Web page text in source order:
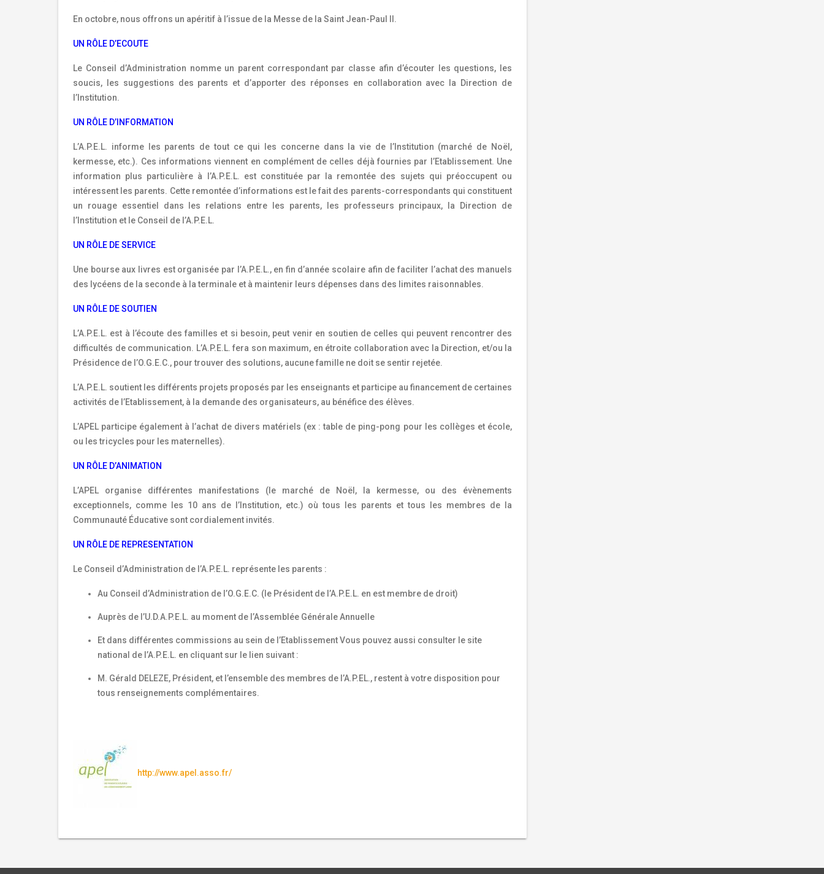
En octobre, nous offrons un apéritif à l’issue de la Messe de la Saint Jean-Paul II.
UN RÔLE D’ECOUTE
Le Conseil d’Administration nomme un parent correspondant par classe afin d’écouter les questions, les
soucis, les suggestions des parents et d’apporter des réponses en collaboration avec la Direction de
l’Institution.
UN RÔLE D’INFORMATION
L’A.P.E.L. informe les parents de tout ce qui les concerne dans la vie de l’Institution (marché de Noël,
kermesse, etc.). Ces informations viennent en complément de celles déjà fournies par l’Etablissement. Une
information plus particulière à l’A.P.E.L. est constituée par la remontée des sujets qui préoccupent ou
intéressent les parents. Cette remontée d’informations est le fait des parents-correspondants qui constituent
un rouage essentiel dans les relations entre les parents, les professeurs principaux, la Direction de
l’Institution et le Conseil de l’A.P.E.L.
UN RÔLE DE SERVICE
Une bourse aux livres est organisée par l’A.P.E.L., en fin d’année scolaire afin de faciliter l’achat des manuels
des lycéens de la seconde à la terminale et à maintenir leurs dépenses dans des limites raisonnables.
UN RÔLE DE SOUTIEN
L’A.P.E.L. est à l’écoute des familles et si besoin, peut venir en soutien de celles qui peuvent rencontrer des
difficultés de communication. L’A.P.E.L. fera son maximum, en étroite collaboration avec la Direction, et/ou la
Présidence de l’O.G.E.C., pour trouver des solutions, aucune famille ne doit se sentir rejetée.
L’A.P.E.L. soutient les différents projets proposés par les enseignants et participe au financement de certaines
activités de l’Etablissement, à la demande des organisateurs, au bénéfice des élèves.
L’APEL participe également à l’achat de divers matériels (ex : table de ping-pong pour les collèges et école,
ou les tricycles pour les maternelles).
UN RÔLE D’ANIMATION
L’APEL organise différentes manifestations (le marché de Noël, la kermesse, ou des évènements
exceptionnels, comme les 10 ans de l’Institution, etc.) où tous les parents et tous les membres de la
Communauté Éducative sont cordialement invités.
UN RÔLE DE REPRESENTATION
Le Conseil d’Administration de l’A.P.E.L. représente les parents :
Au Conseil d’Administration de l’O.G.E.C. (le Président de l’A.P.E.L. en est membre de droit)
Auprès de l’U.D.A.P.E.L. au moment de l’Assemblée Générale Annuelle
Et dans différentes commissions au sein de l’EtablissementVous pouvez aussi consulter le site
national de l’A.P.E.L. en cliquant sur le lien suivant :
M. Gérald DELEZE, Président, et l’ensemble des membres de l’A.P.EL., restent à votre disposition pour
tous renseignements complémentaires.
http://www.apel.asso.fr/